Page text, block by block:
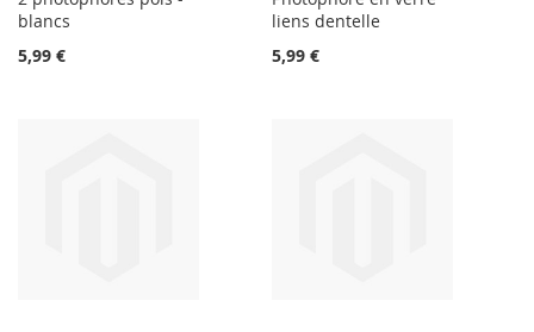
blancs
5,99 €
liens dentelle
5,99 €